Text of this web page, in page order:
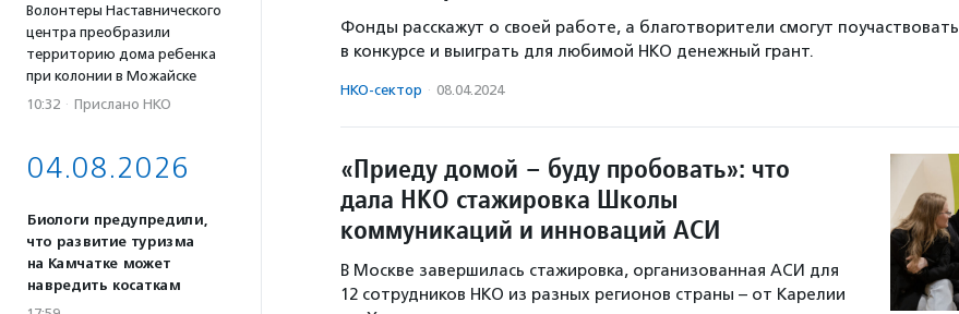
Волонтеры Наставнического
центра преобразили
территорию дома ребенка
при колонии в Можайске
10:32 · Прислано НКО
04.08.2026
Биологи предупредили,
что развитие туризма
на Камчатке может
навредить косаткам
Фонды расскажут о своей работе, а благотворители смогут поучаствовать
в конкурсе и выиграть для любимой НКО денежный грант.
НКО-сектор · 08.04.2024
«Приеду домой – буду пробовать»: что
дала НКО стажировка Школы
коммуникаций и инноваций АСИ
В Москве завершилась стажировка, организованная АСИ для
12 сотрудников НКО из разных регионов страны – от Карелии